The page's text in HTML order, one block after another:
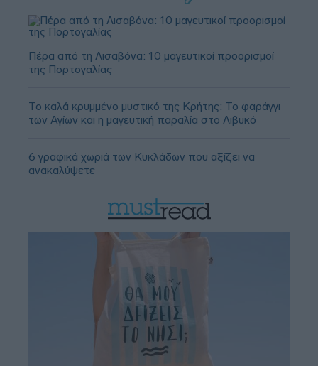
Πέρα από τη Λισαβόνα: 10 μαγευτικοί προορισμοί
της Πορτογαλίας
Το καλά κρυμμένο μυστικό της Κρήτης: Το φαράγγι
των Αγίων και η μαγευτική παραλία στο Λιβυκό
6 γραφικά χωριά των Κυκλάδων που αξίζει να
ανακαλύψετε